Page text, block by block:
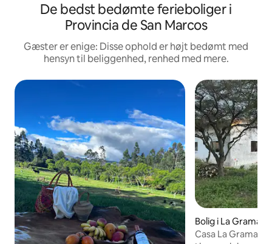
De bedst bedømte ferieboliger i
Provincia de San Marcos
Gæster er enige: Disse ophold er højt bedømt med
hensyn til beliggenhed, renhed med mere.
Bolig i La Grama
Casa La Grama –